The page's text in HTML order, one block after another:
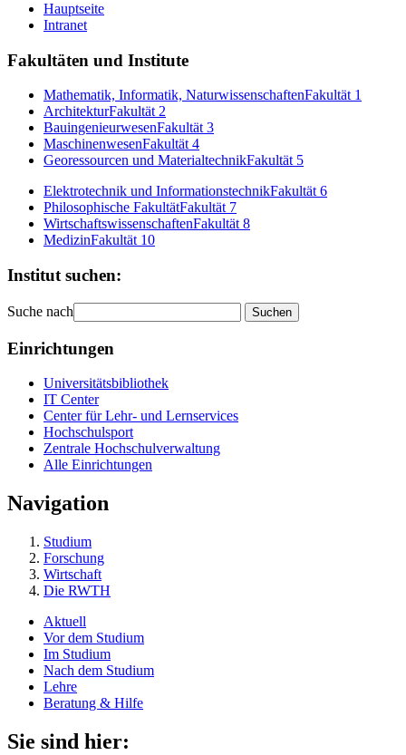
Hauptseite
Intranet
Fakultäten und Institute
Mathematik, Informatik, NaturwissenschaftenFakultät 1
ArchitekturFakultät 2
BauingenieurwesenFakultät 3
MaschinenwesenFakultät 4
Georessourcen und MaterialtechnikFakultät 5
Elektrotechnik und InformationstechnikFakultät 6
Philosophische FakultätFakultät 7
WirtschaftswissenschaftenFakultät 8
MedizinFakultät 10
Institut suchen:
Suche nach
Einrichtungen
Universitätsbibliothek
IT Center
Center für Lehr- und Lernservices
Hochschulsport
Zentrale Hochschulverwaltung
Alle Einrichtungen
Navigation
Studium
Forschung
Wirtschaft
Die RWTH
Aktuell
Vor dem Studium
Im Studium
Nach dem Studium
Lehre
Beratung & Hilfe
Sie sind hier: